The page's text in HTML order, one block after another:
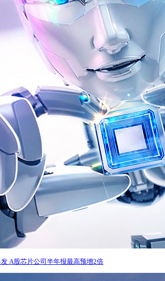
A股芯片公司半年报最高预增2倍